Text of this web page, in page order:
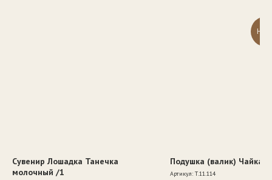
Сувенир Лошадка Танечка
молочный /1
Подушка (валик) Чайка
Артикул: Т.11.114